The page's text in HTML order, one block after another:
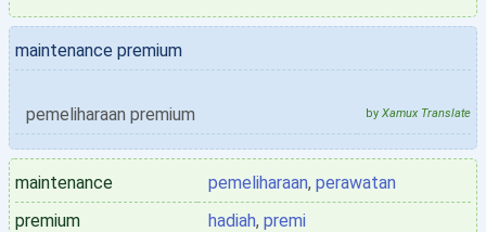
maintenance premium
pemeliharaan premium by Xamux Translate
maintenance pemeliharaan, perawatan
premium
hadiah, premi